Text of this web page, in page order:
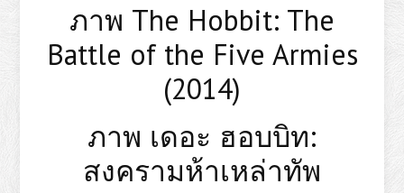
ภาพ The Hobbit: The
Battle of the Five Armies
(2014)
ภาพ เดอะ ฮอบบิท:
สงครามห้าเหล่าทัพ